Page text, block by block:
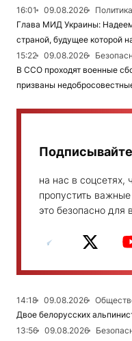
16:01
09.08.2026
Политика
Глава МИД Украины:
страной, будущее которой
15:22
09.08.2026
В ССО проходят военные
призваны
на нас в соцсетях,
пропустить
это безопасно для
14:18 09.08.2026
Двое белорусских
13:56
09.08.2026